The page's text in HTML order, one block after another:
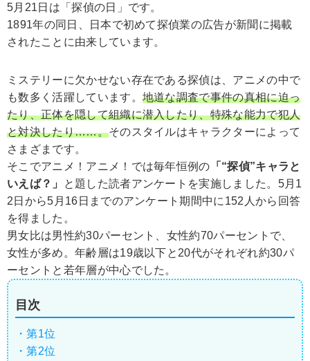
5月21日は「探偵の日」です。
1891年の同日、日本で初めて探偵業の広告が新聞に掲載
されたことに由来しています。
ミステリーに欠かせない存在である探偵は、アニメの中で
も数多く活躍しています。 地道な調査で事件の真相に迫っ
たり、正体を隠して組織に潜入したり、特殊な能力で犯人
と対決したり……。そのスタイルはキャラクターによって
さまざまです。
そこでアニメ！アニメ！では毎年恒例の 「“探偵”キャラと
いえば？」
と題した読者アンケートを実施しました。5月1
2日から5月16日までのアンケート期間中に152人から回答
を得ました。
男女比は男性約30パーセント、女性約70パーセントで、
女性が多め。年齢層は19歳以下と20代がそれぞれ約30パ
ーセントと若年層が中心でした。
目次
・第1位
・第2位